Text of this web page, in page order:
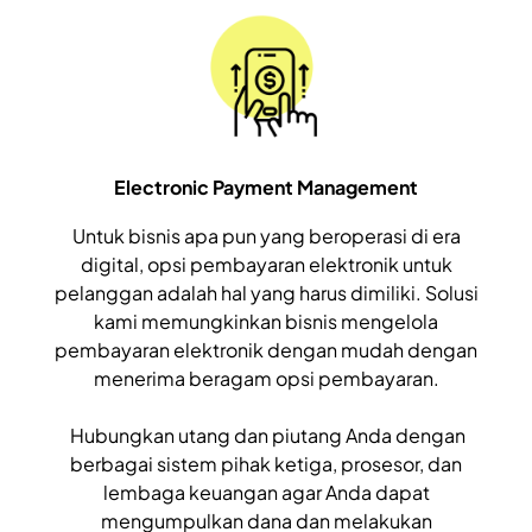
Electronic Payment Management
Untuk bisnis apa pun yang beroperasi di era
digital, opsi pembayaran elektronik untuk
pelanggan adalah hal yang harus dimiliki. Solusi
kami memungkinkan bisnis mengelola
pembayaran elektronik dengan mudah dengan
menerima beragam opsi pembayaran.
Hubungkan utang dan piutang Anda dengan
berbagai sistem pihak ketiga, prosesor, dan
lembaga keuangan agar Anda dapat
mengumpulkan dana dan melakukan